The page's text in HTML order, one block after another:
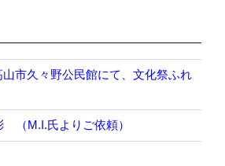
市久々野公民館にて、文化祭ふれ
（M.I.氏よりご依頼）